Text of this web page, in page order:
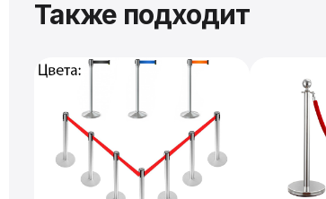
Также подходит